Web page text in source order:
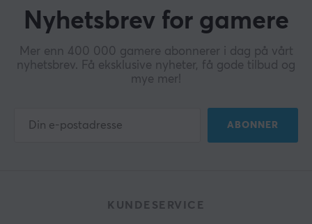
Nyhetsbrev for gamere
Mer enn 400 000 gamere abonnerer i dag på vårt
nyhetsbrev. Få eksklusive nyheter, få gode tilbud og
mye mer!
ABONNER
KUNDESERVICE